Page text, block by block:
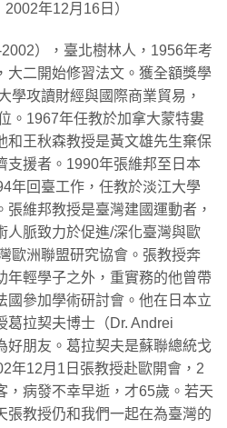
2002年12月16日）
），臺北樹林人，1956年考
大二開始修習法文。獲全額獎學
學攻讀財經與國際商業貿易，
。1967年任教於加拿大蒙特婁
和王秋森教授是黃文雄先生棄保
支援者。1990年張維邦至日本
年回臺工作，任教於淡江大學
張維邦教授是臺灣建國運動者，
人脈致力於促進/深化臺灣與歐
歐洲聯盟研究協會。張教授奔
年輕學子之外，重實務的他曾帶
國參加學術研討會。他在日本立
葛拉契夫博士（Dr. Andrei
好朋友。葛拉契夫是蘇聯總統戈
年12月1日張教授赴歐開會，2
，病發不幸早逝，才65歲。若天
張教授仍和我們一起在為臺灣的